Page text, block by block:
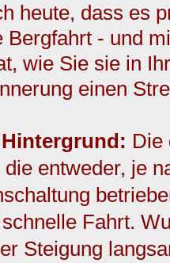
heute, dass es
Bergfahrt - und
wie Sie sie in
einen
Die
die entweder, je
Fahrt.
Steigung